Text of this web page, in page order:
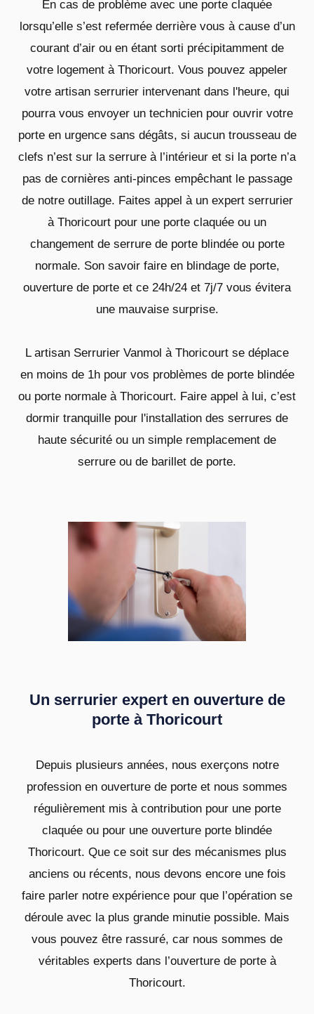
En cas de problème avec une porte claquée
lorsqu’elle s’est refermée derrière vous à cause d’un
courant d’air ou en étant sorti précipitamment de
votre logement à Thoricourt. Vous pouvez appeler
votre artisan serrurier intervenant dans l'heure, qui
pourra vous envoyer un technicien pour ouvrir votre
porte en urgence sans dégâts, si aucun trousseau de
clefs n’est sur la serrure à l’intérieur et si la porte n’a
pas de cornières anti-pinces empêchant le passage
de notre outillage. Faites appel à un expert serrurier
à Thoricourt pour une porte claquée ou un
changement de serrure de porte blindée ou porte
normale. Son savoir faire en blindage de porte,
ouverture de porte et ce 24h/24 et 7j/7 vous évitera
une mauvaise surprise.
L artisan Serrurier Vanmol à Thoricourt se déplace
en moins de 1h pour vos problèmes de porte blindée
ou porte normale à Thoricourt. Faire appel à lui, c’est
dormir tranquille pour l'installation des serrures de
haute sécurité ou un simple remplacement de
serrure ou de barillet de porte.
Un serrurier expert en ouverture de
porte à Thoricourt
Depuis plusieurs années, nous exerçons notre
profession en ouverture de porte et nous sommes
régulièrement mis à contribution pour une porte
claquée ou pour une ouverture porte blindée
Thoricourt. Que ce soit sur des mécanismes plus
anciens ou récents, nous devons encore une fois
faire parler notre expérience pour que l’opération se
déroule avec la plus grande minutie possible. Mais
vous pouvez être rassuré, car nous sommes de
véritables experts dans l’ouverture de porte à
Thoricourt.